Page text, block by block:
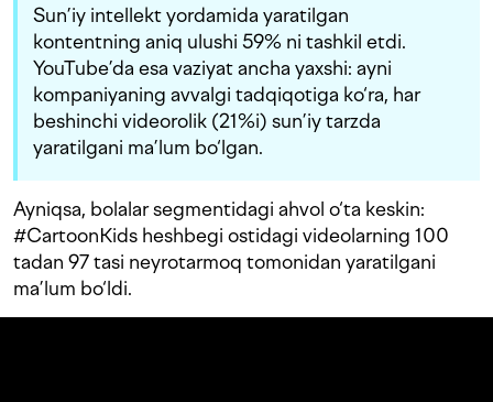
Sun’iy intellekt yordamida yaratilgan
kontentning aniq ulushi 59% ni tashkil etdi.
YouTube’da esa vaziyat ancha yaxshi: ayni
kompaniyaning avvalgi tadqiqotiga ko‘ra, har
beshinchi videorolik (21%i) sun’iy tarzda
yaratilgani ma’lum bo‘lgan.
Ayniqsa, bolalar segmentidagi ahvol o‘ta keskin:
#CartoonKids heshbegi ostidagi videolarning 100
tadan 97 tasi neyrotarmoq tomonidan yaratilgani
ma’lum bo‘ldi.